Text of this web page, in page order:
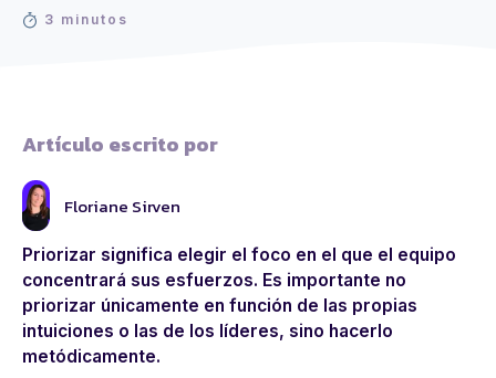
3 minutos
Artículo escrito por
Floriane Sirven
Priorizar significa elegir el foco en el que el equipo
concentrará sus esfuerzos. Es importante no
priorizar únicamente en función de las propias
intuiciones o las de los líderes, sino hacerlo
metódicamente.